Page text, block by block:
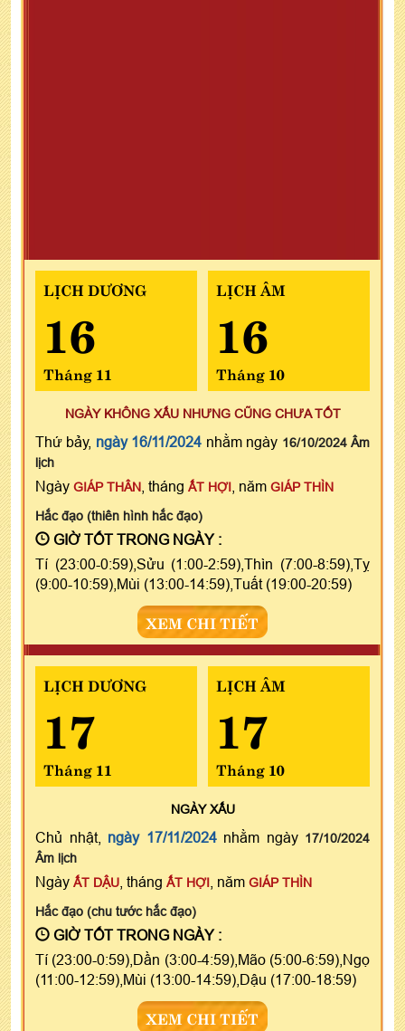
LỊCH DƯƠNG
16
Tháng 11
LỊCH ÂM
16
Tháng 10
NGÀY KHÔNG XẤU NHƯNG CŨNG CHƯA TỐT
Thứ bảy, ngày 16/11/2024 nhằm ngày 16/10/2024 Âm
lịch
Ngày GIÁP THÂN , tháng ẤT HỢI , năm GIÁP THÌN
Hắc đạo (thiên hình hắc đạo)
GIỜ TỐT TRONG NGÀY :
Tí (23:00-0:59),Sửu (1:00-2:59),Thìn (7:00-8:59),Tỵ
(9:00-10:59),Mùi (13:00-14:59),Tuất (19:00-20:59)
XEM CHI TIẾT
LỊCH DƯƠNG
17
Tháng 11
LỊCH ÂM
17
Tháng 10
NGÀYXẤU
Chủ nhật, ngày 17/11/2024nhằm ngày 17/10/2024
Âm lịch
Ngày ẤT DẬU , tháng ẤT HỢI , năm GIÁP THÌN
Hắc đạo (chu tước hắc đạo)
GIỜ TỐT TRONG NGÀY :
Tí (23:00-0:59),Dần (3:00-4:59),Mão (5:00-6:59),Ngọ
(11:00-12:59),Mùi (13:00-14:59),Dậu (17:00-18:59)
XEM CHI TIẾT